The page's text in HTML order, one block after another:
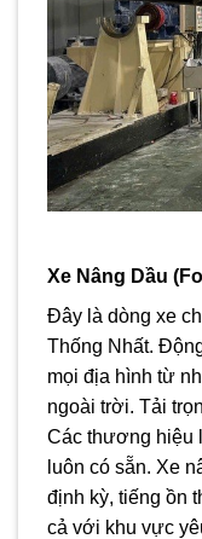
Xe Nâng Dầu
Đây là dòng xe
Thống Nhất.
mọi địa hình từ
ngoài trời. Tải
Các thương hiệu
luôn có sẵn. Xe
định kỳ, tiếng ồn
cả với khu vực